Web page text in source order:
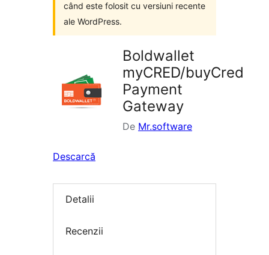
când este folosit cu versiuni recente
ale WordPress.
Boldwallet
myCRED/buyCred
Payment
Gateway
De Mr.software
Descarcă
Detalii
Recenzii